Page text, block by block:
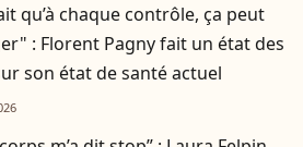
qu’à chaque contrôle, ça peut
: Florent Pagny fait un état des
son état de santé actuel